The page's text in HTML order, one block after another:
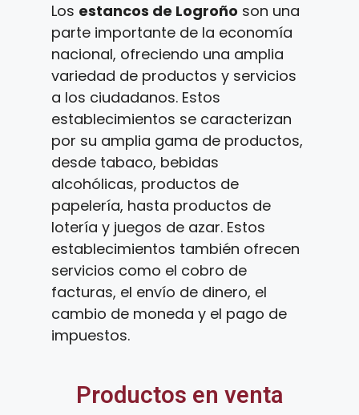
Los estancos de Logroño son una
parte importante de la economía
nacional, ofreciendo una amplia
variedad de productos y servicios
a los ciudadanos. Estos
establecimientos se caracterizan
por su amplia gama de productos,
desde tabaco, bebidas
alcohólicas, productos de
papelería, hasta productos de
lotería y juegos de azar. Estos
establecimientos también ofrecen
servicios como el cobro de
facturas, el envío de dinero, el
cambio de moneda y el pago de
impuestos.
Productos en venta